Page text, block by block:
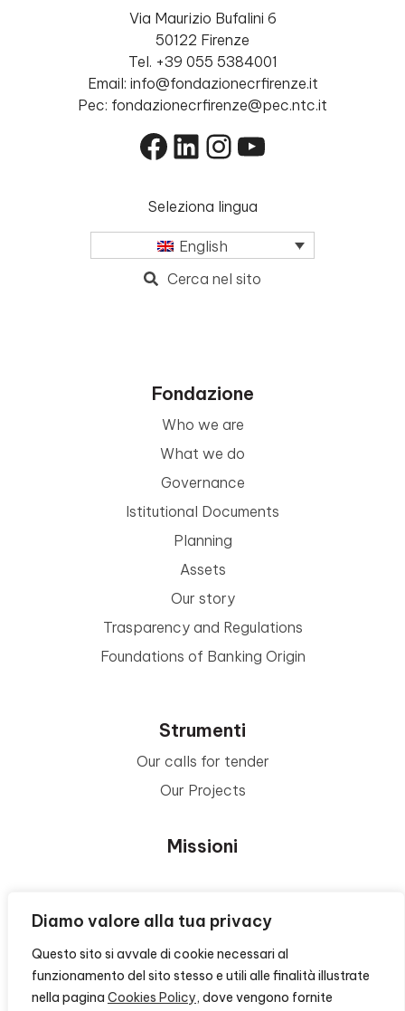
Diamo valore alla tua privacy
Questo sito si avvale di cookie necessari al
funzionamento del sito stesso e utili alle finalità illustrate
nella pagina Cookies Policy, dove vengono fornite
Via Maurizio Bufalini 6
50122 Firenze
Tel. +39 055 5384001
Email: info@fondazionecrfirenze.it
Pec: fondazionecrfirenze@pec.ntc.it
Facebook
LinkedIn
Instagram
YouTube
Seleziona lingua
English
Cerca nel sito
Fondazione
Who we are
What we do
Governance
Istitutional Documents
Planning
Assets
Our story
Trasparency and Regulations
Foundations of Banking Origin
Strumenti
Our calls for tender
Our Projects
Missioni
Area Beneficiari
Privacy e Informative
Contacts